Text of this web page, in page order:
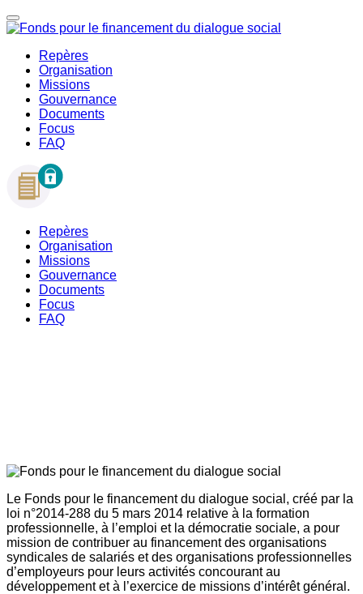
Repères
Organisation
Missions
Gouvernance
Documents
Focus
FAQ
Repères
Organisation
Missions
Gouvernance
Documents
Focus
FAQ
Le Fonds pour le financement du dialogue social, créé par la
loi n°2014-288 du 5 mars 2014 relative à la formation
professionnelle, à l’emploi et la démocratie sociale, a pour
mission de contribuer au financement des organisations
syndicales de salariés et des organisations professionnelles
d’employeurs pour leurs activités concourant au
développement et à l’exercice de missions d’intérêt général.